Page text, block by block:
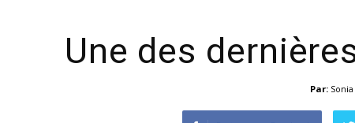
Une des
Par: